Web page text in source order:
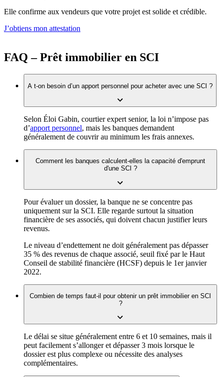
Elle confirme aux vendeurs que votre projet est solide et crédible.
J’obtiens mon attestation
FAQ – Prêt immobilier en SCI
A t-on besoin d’un apport personnel pour acheter avec une SCI ?
Selon Éloi Gabin, courtier expert senior, la loi n’impose pas
d’apport personnel, mais les banques demandent
généralement de couvrir au minimum les frais annexes.
Comment les banques calculent-elles la capacité d'emprunt
d'une SCI ?
Pour évaluer un dossier, la banque ne se concentre pas
uniquement sur la SCI. Elle regarde surtout la situation
financière de ses associés, qui doivent chacun justifier leurs
revenus.
Le niveau d’endettement ne doit généralement pas dépasser
35 % des revenus de chaque associé, seuil fixé par le Haut
Conseil de stabilité financière (HCSF) depuis le 1er janvier
2022.
Combien de temps faut-il pour obtenir un prêt immobilier en SCI
?
Le délai se situe généralement entre 6 et 10 semaines, mais il
peut facilement s’allonger et dépasser 3 mois lorsque le
dossier est plus complexe ou nécessite des analyses
complémentaires.